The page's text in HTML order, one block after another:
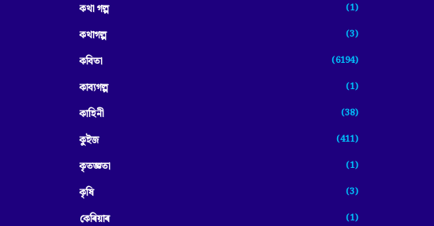
কথা গল্প (1)
কথাগল্প (3)
কবিতা (6194)
কাব্যগল্প (1)
কাহিনী (38)
কুইজ (411)
কৃতজ্ঞতা (1)
কৃষি (3)
কেৰিয়াৰ (1)